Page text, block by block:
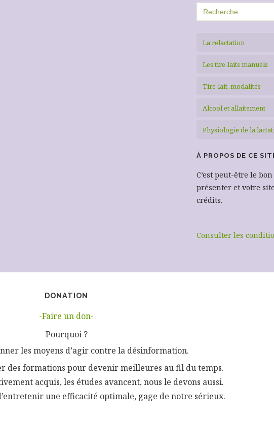
Search
for:
La relactation
Les tire-laits manuels
Tire-lait, modalités
Alcool et allaitement
Physiologie de la
À PROPOS DE CE
C’est peut-être le
présenter et votre
crédits.
Consulter les
DONATION
-Faire un don-
Pourquoi ?
les moyens d’agir contre la désinformation.
des formations pour devenir meilleures au fil du temps.
acquis, les études avancent, nous le devons aussi.
une efficacité optimale, gage de notre sérieux.